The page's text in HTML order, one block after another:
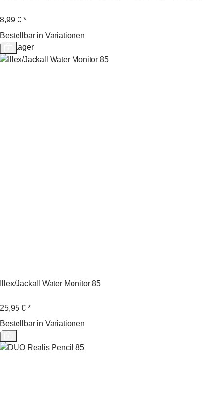
8,99 € *
Bestellbar in Variationen
Auf Lager
Illex/Jackall Water Monitor 85
25,95 € *
Bestellbar in Variationen
Top